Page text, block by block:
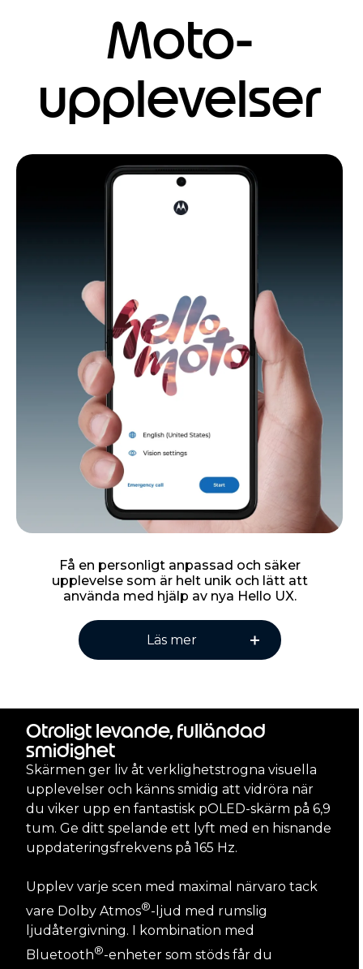
Moto-
upplevelser
Få en personligt anpassad och säker
upplevelse som är helt unik och lätt att
använda med hjälp av nya Hello UX.
Läs mer
Otroligt levande, fulländad
smidighet
Skärmen ger liv åt verklighetstrogna visuella
upplevelser och känns smidig att vidröra när
du viker upp en fantastisk pOLED-skärm på 6,9
tum. Ge ditt spelande ett lyft med en hisnande
uppdateringsfrekvens på 165 Hz.
Upplev varje scen med maximal närvaro tack
vare Dolby Atmos®-ljud med rumslig
ljudåtergivning. I kombination med
Bluetooth®-enheter som stöds får du